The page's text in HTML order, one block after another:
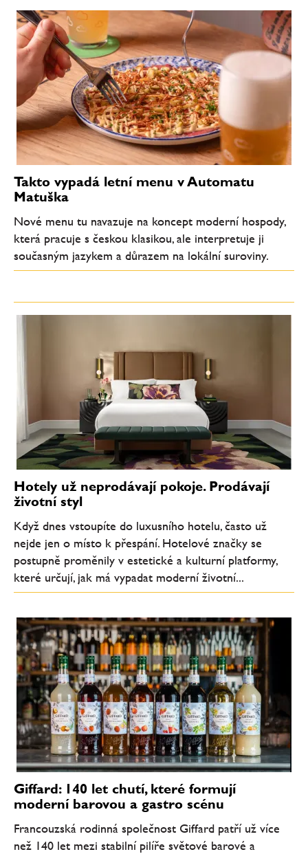
Takto vypadá letní menu v Automatu
Matuška
Nové menu tu navazuje na koncept moderní hospody,
která pracuje s českou klasikou, ale interpretuje ji
současným jazykem a důrazem na lokální suroviny.
Hotely už neprodávají pokoje. Prodávají
životní styl
Když dnes vstoupíte do luxusního hotelu, často už
nejde jen o místo k přespání. Hotelové značky se
postupně proměnily v estetické a kulturní platformy,
které určují, jak má vypadat moderní životní...
Giffard: 140 let chutí, které formují
moderní barovou a gastro scénu
Francouzská rodinná společnost Giffard patří už více
než 140 let mezi stabilní pilíře světové barové a